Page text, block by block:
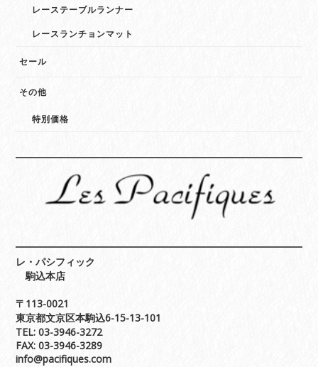
レーステーブルランナー
レースランチョンマット
セール
その他
特別価格
レ・パシフィック
駒込本店
〒113-0021
東京都文京区本駒込6-15-13-101
TEL: 03-3946-3272
FAX: 03-3946-3289
info@pacifiques.com